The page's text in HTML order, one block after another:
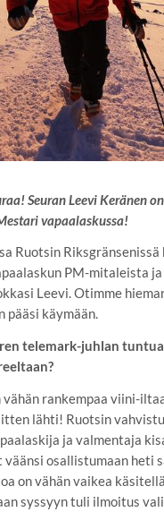
Seuran Leevi Keränen
vapaalaskussa!
Ruotsin
PM-mitaleista
Leevi. Otimme
pääsi käymään.
telemark-juhlan
rankempaa viini-
lähti! Ruotsin
ja valmentaja
väänsi osallistumaan heti
on vähän vaikea
syssyyn tuli ilmoitus